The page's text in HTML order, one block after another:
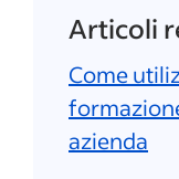
Articoli
Come
azienda